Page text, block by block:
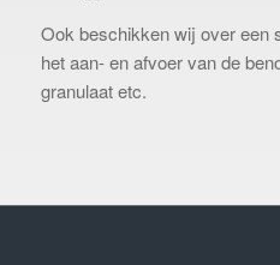
Ook beschikken wij over een
het aan- en afvoer van de
granulaat etc.